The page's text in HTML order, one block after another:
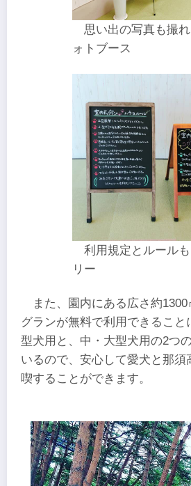
思い出の写真も撮
ォトブース
利用規定とルール
リー
また、園内にある広さ約
グランが無料で利用できること
型犬用と、中・大型犬用の2つ
いるので、安心して愛犬と那須
喫することができます。